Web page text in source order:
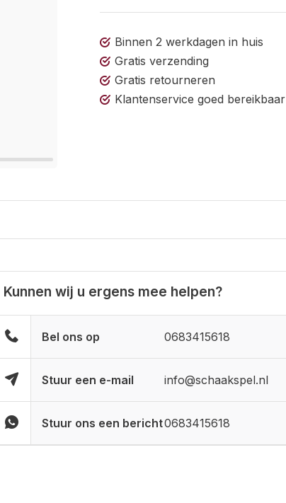
Binnen 2 werkdagen in huis
Gratis verzending
Gratis retourneren
Klantenservice goed bereikbaar
Kunnen wij u ergens mee helpen?
Bel ons op 0683415618
Stuur een e-mail info@schaakspel.nl
Stuur ons een bericht0683415618